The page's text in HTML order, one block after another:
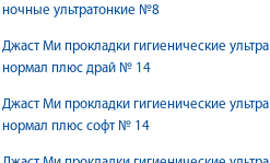
ночные ультратонкие №8
Джаст Ми прокладки гигиенические ультра
нормал плюс драй № 14
Джаст Ми прокладки гигиенические ультра
нормал плюс софт № 14